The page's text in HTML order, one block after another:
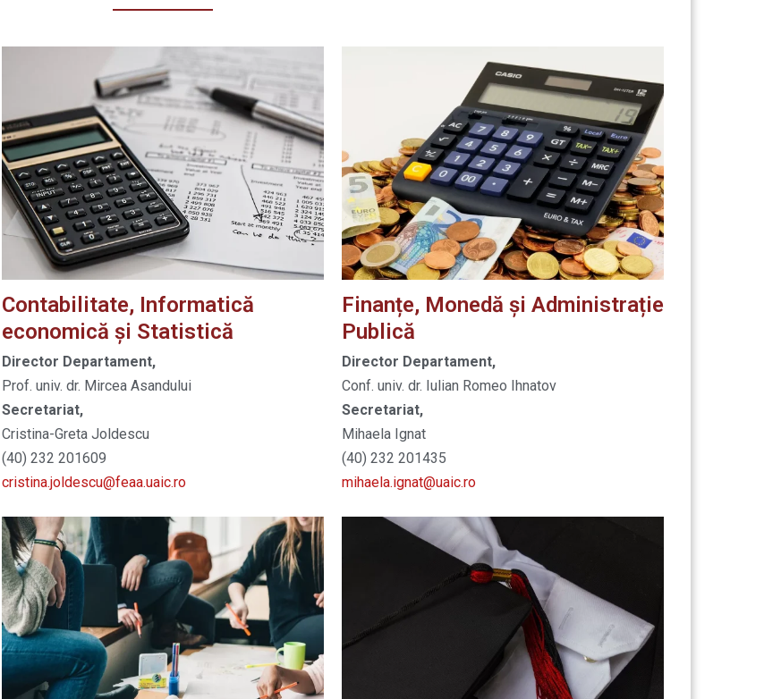
Contabilitate, Informatică
economică și Statistică
Director Departament,
Prof. univ. dr. Mircea Asandului
Secretariat,
Cristina-Greta Joldescu
(40) 232 201609
cristina.joldescu@feaa.uaic.ro
Finanțe, Monedă și Administrație
Publică
Director Departament,
Conf. univ. dr. Iulian Romeo Ihnatov
Secretariat,
Mihaela Ignat
(40) 232 201435
mihaela.ignat@uaic.ro